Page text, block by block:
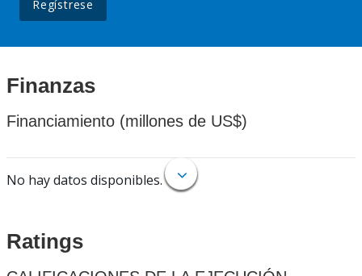
Regístrese
Finanzas
Financiamiento (millones de US$)
No hay datos disponibles.
Ratings